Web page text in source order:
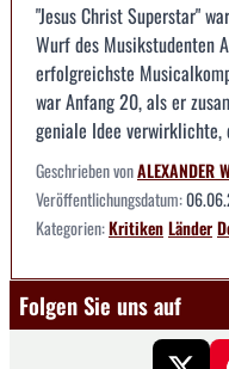
"Jesus Christ Superstar"
Wurf des Musikstudenten
erfolgreichste
war Anfang 20, als er
geniale Idee verwirklichte,
Geschrieben vonALEXANDER
Veröffentlichungsdatum:
Kategorien:KritikenLänder
Folgen Sie uns auf